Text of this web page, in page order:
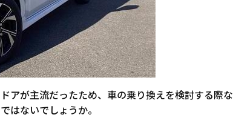
アが主流だったため、車の乗り換えを検討する際な
はないでしょうか。